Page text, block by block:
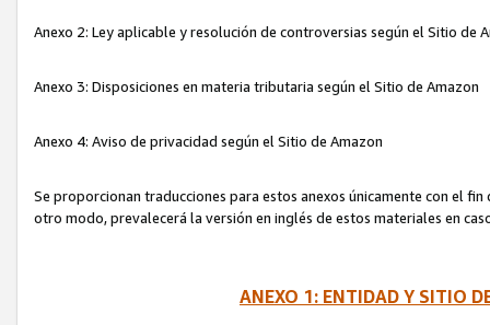
Anexo 2: Ley aplicable y resolución de controversias según el Sitio de
Anexo 3: Disposiciones en materia tributaria según el Sitio de Amazon
Anexo 4: Aviso de privacidad según el Sitio de Amazon
Se proporcionan traducciones para estos anexos únicamente con el
otro modo, prevalecerá la versión en inglés de estos materiales en
ANEXO 1: ENTIDAD Y SITIO